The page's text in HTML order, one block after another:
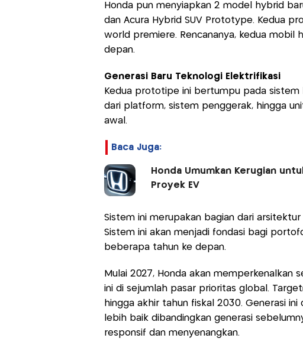
Honda pun menyiapkan 2 model hybrid
dan Acura Hybrid SUV Prototype. Kedua
world premiere. Rencananya, kedua mobil
depan.
Generasi Baru Teknologi Elektrifikasi
Kedua prototipe ini bertumpu pada sistem
dari platform, sistem penggerak, hingga
awal.
Baca Juga:
Honda Umumkan Kerugian
Proyek EV
Sistem ini merupakan bagian dari
Sistem ini akan menjadi fondasi bagi
beberapa tahun ke depan.
Mulai 2027, Honda akan
ini di sejumlah pasar prioritas global.
hingga akhir tahun fiskal 2030. Generasi ini
lebih baik dibandingkan generasi
responsif dan menyenangkan.